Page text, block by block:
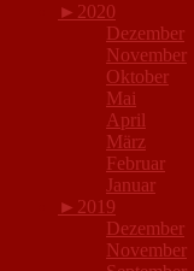
► 2020
Dezember
November
Oktober
Mai
April
März
Februar
Januar
► 2019
Dezember
November